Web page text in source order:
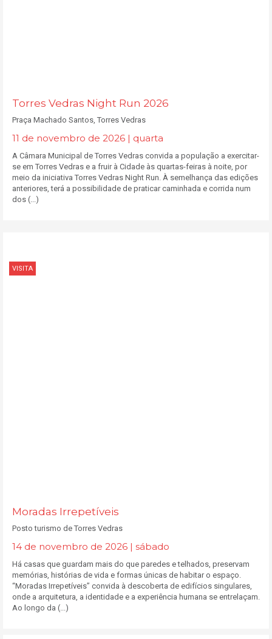
Torres Vedras Night Run 2026
Praça Machado Santos, Torres Vedras
11 de novembro de 2026 | quarta
A Câmara Municipal de Torres Vedras convida a população a exercitar-
se em Torres Vedras e a fruir à Cidade às quartas-feiras à noite, por
meio da iniciativa Torres Vedras Night Run. À semelhança das edições
anteriores, terá a possibilidade de praticar caminhada e corrida num
dos (...)
VISITA
Moradas Irrepetíveis
Posto turismo de Torres Vedras
14 de novembro de 2026 | sábado
Há casas que guardam mais do que paredes e telhados, preservam
memórias, histórias de vida e formas únicas de habitar o espaço.
“Moradas Irrepetíveis” convida à descoberta de edifícios singulares,
onde a arquitetura, a identidade e a experiência humana se entrelaçam.
Ao longo da (...)